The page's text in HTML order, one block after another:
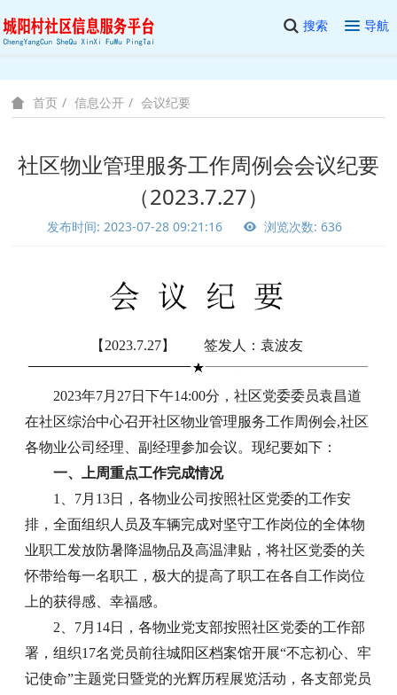
搜索 导航
首页 信息公开 会议纪要
社区物业管理服务工作周例会会议纪要
（2023.7.27）
发布时间: 2023-07-28 09:21:16 浏览次数: 636
【2023.7.27】 签发人：袁波友
2023年7月27日下午14:00分，社区党委委员袁昌道
在社区综治中心召开社区物业管理服务工作周例会,社区
各物业公司经理、副经理参加会议。现纪要如下：
一、上周重点工作完成情况
1、7月13日，各物业公司按照社区党委的工作安
排，全面组织人员及车辆完成对坚守工作岗位的全体物
业职工发放防暑降温物品及高温津贴，将社区党委的关
怀带给每一名职工，极大的提高了职工在各自工作岗位
上的获得感、幸福感。
2、7月14日，各物业党支部按照社区党委的工作部
署，组织17名党员前往城阳区档案馆开展“不忘初心、牢
记使命”主题党日暨党的光辉历程展览活动，各支部党员